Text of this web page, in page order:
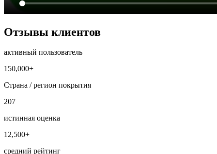
Отзывы клиентов
активный пользователь
150,000+
Страна / регион покрытия
207
истинная оценка
12,500+
средний рейтинг